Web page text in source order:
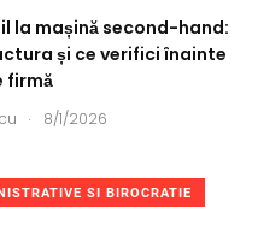
la mașină second-hand:
și ce verifici înainte
firmă
. 8/1/2026
SI BIROCRATIE